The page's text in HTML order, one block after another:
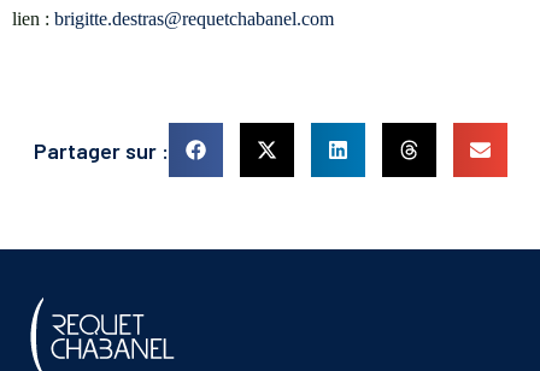
lien : brigitte.destras@requetchabanel.com
Partager sur :